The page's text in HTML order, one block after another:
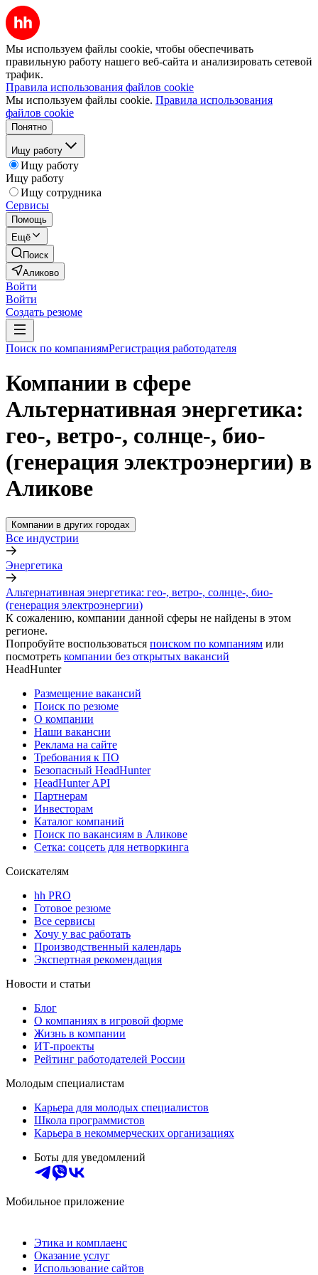
Мы используем файлы cookie, чтобы обеспечивать
правильную работу нашего веб-сайта и анализировать сетевой
трафик.
Правила использования файлов cookie
Мы используем файлы cookie. Правила использования
файлов cookie
Понятно
Ищу работу
Ищу работу
Ищу работу
Ищу сотрудника
Сервисы
Помощь
Ещё
Поиск
Аликово
Войти
Войти
Создать резюме
Поиск по компаниямРегистрация работодателя
Компании в сфере
Альтернативная энергетика:
гео-, ветро-, солнце-, био-
(генерация электроэнергии) в
Аликове
Компании в других городах
Все индустрии
Энергетика
Альтернативная энергетика: гео-, ветро-, солнце-, био-
(генерация электроэнергии)
К сожалению, компании данной сферы не найдены в этом
регионе.
Попробуйте воспользоваться поиском по компаниям или
посмотреть компании без открытых вакансий
HeadHunter
Размещение вакансий
Поиск по резюме
О компании
Наши вакансии
Реклама на сайте
Требования к ПО
Безопасный HeadHunter
HeadHunter API
Партнерам
Инвесторам
Каталог компаний
Поиск по вакансиям в Аликове
Сетка: соцсеть для нетворкинга
Соискателям
hh PRO
Готовое резюме
Все сервисы
Хочу у вас работать
Производственный календарь
Экспертная рекомендация
Новости и статьи
Блог
О компаниях в игровой форме
Жизнь в компании
ИТ-проекты
Рейтинг работодателей России
Молодым специалистам
Карьера для молодых специалистов
Школа программистов
Карьера в некоммерческих организациях
Боты для уведомлений
Мобильное приложение
Этика и комплаенс
Оказание услуг
Использование сайтов